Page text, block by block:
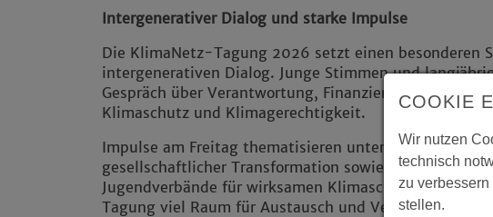
Intergenerativer Dialog und starke Impulse
Die KlimaNetz-Tagung 2026 setzt einen besonderen
intergenerativen Dialog. Junge Stimmen und
Gespräch über Verantwortung, Finanzierungsfragen
Klimaschutz und Klimagerechtigkeit.
Impulse am Freitag thematisieren unter anderem die
gesellschaftlicher Transformation sowie Strategien
Jugendverbände für wirksamen Klimaschutz. Neben
Tagung viel Raum für Austausch und Vernetzung –
COOKIE
Wir nutzen
technisch
zu
stellen.